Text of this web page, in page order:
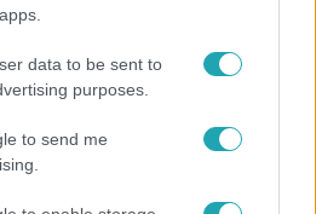
data to be sent to
purposes.
to send me